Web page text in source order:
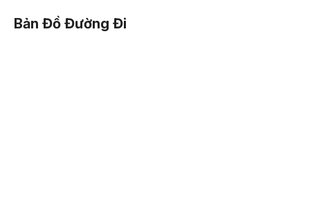
Bản Đồ Đường Đi